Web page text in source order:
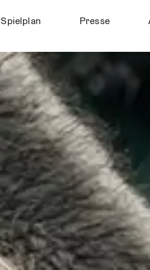
Spiel­plan Pres­se